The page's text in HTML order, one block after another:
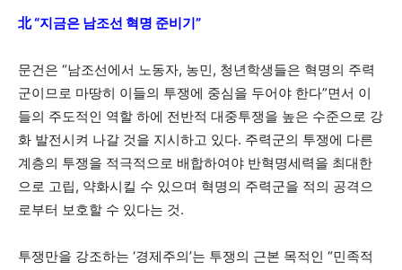
北 “지금은 남조선 혁명 준비기”
문건은 “남조선에서 노동자, 농민, 청년학생들은 혁명의 주력
군이므로 마땅히 이들의 투쟁에 중심을 두어야 한다”면서 이
들의 주도적인 역할 하에 전반적 대중투쟁을 높은 수준으로 강
화 발전시켜 나갈 것을 지시하고 있다. 주력군의 투쟁에 다른
계층의 투쟁을 적극적으로 배합하여야 반혁명세력을 최대한
으로 고립, 약화시킬 수 있으며 혁명의 주력군을 적의 공격으
로부터 보호할 수 있다는 것.
투쟁만을 강조하는 ‘경제주의’는 투쟁의 근본 목적인 “민족적